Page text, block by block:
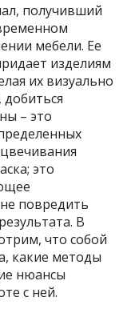
получивший
мебели. Ее
изделиям
их визуально
– это
это
повредить
В
что собой
какие методы
нюансы
с ней.